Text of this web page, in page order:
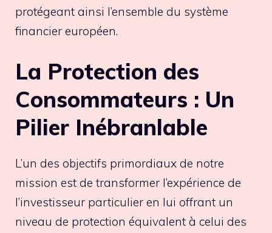
protégeant ainsi l’ensemble du système
financier européen.
La Protection des
Consommateurs : Un
Pilier Inébranlable
L’un des objectifs primordiaux de notre
mission est de transformer l’expérience de
l’investisseur particulier en lui offrant un
niveau de protection équivalent à celui des